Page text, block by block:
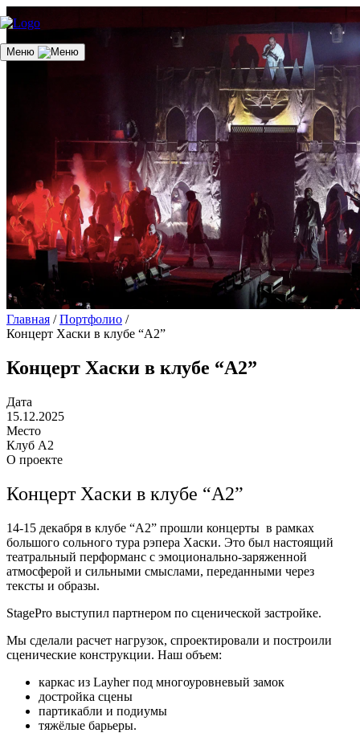
Меню
Главная / Портфолио /
Концерт Хаски в клубе “А2”
Концерт Хаски в клубе “А2”
Дата
15.12.2025
Место
Клуб А2
О проекте
Концерт Хаски в клубе “А2”
14-15 декабря в клубе “А2” прошли концерты в рамках
большого сольного тура рэпера Хаски. Это был настоящий
театральный перформанс с эмоционально-заряженной
атмосферой и сильными смыслами, переданными через
тексты и образы.
StagePro выступил партнером по сценической застройке.
Мы сделали расчет нагрузок, спроектировали и построили
сценические конструкции. Наш объем:
каркас из Layher под многоуровневый замок
достройка сцены
партикабли и подиумы
тяжёлые барьеры.